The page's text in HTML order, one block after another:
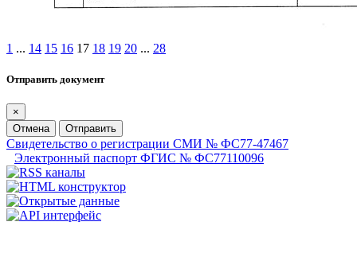
1 ... 14 15 16 17 18 19 20 ... 28
Отправить документ
×
Отмена
Отправить
Свидетельство о регистрации СМИ № ФС77-47467
Электронный паспорт ФГИС № ФС77110096